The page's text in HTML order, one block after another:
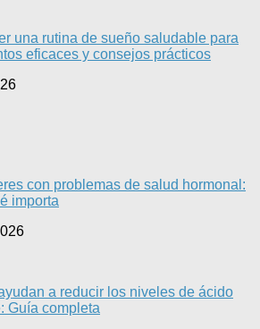
una rutina de sueño saludable para
eficaces y consejos prácticos
con problemas de salud hormonal:
importa
a reducir los niveles de ácido
Guía completa